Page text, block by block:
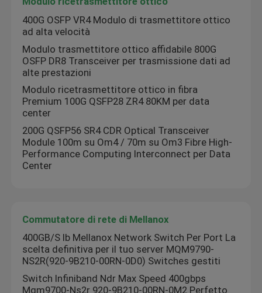
400G OSFP VR4 Modulo di trasmettitore ottico
ad alta velocità
Modulo trasmettitore ottico affidabile 800G
OSFP DR8 Transceiver per trasmissione dati ad
alte prestazioni
Modulo ricetrasmettitore ottico in fibra
Premium 100G QSFP28 ZR4 80KM per data
center
200G QSFP56 SR4 CDR Optical Transceiver
Module 100m su Om4 / 70m su Om3 Fibre High-
Performance Computing Interconnect per Data
Center
Commutatore di rete di Mellanox
400GB/S Ib Mellanox Network Switch Per Port La
scelta definitiva per il tuo server MQM9790-
NS2R(920-9B210-00RN-0D0) Switches gestiti
Switch Infiniband Ndr Max Speed 400gbps
Mqm9700-Ns2r 920-9B210-00RN-0M2 Perfetto